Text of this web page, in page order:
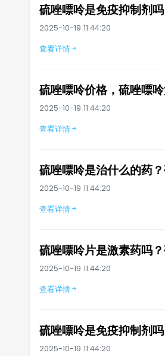
硫唑嘌呤是免疫抑制剂
2025-10-19 11:44:20
查看详情
硫唑嘌呤价格，硫唑嘌
2025-10-19 11:44:20
查看详情
硫唑嘌呤是治什么的药
2025-10-19 11:44:20
查看详情
硫唑嘌呤片是激素药吗
2025-10-19 11:44:20
查看详情
硫唑嘌呤是免疫抑制剂
2025-10-19 11:44:20